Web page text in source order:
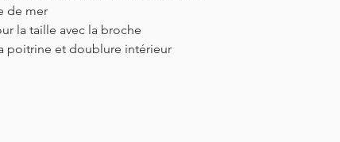
de mer
la taille avec la broche
poitrine et doublure intérieur